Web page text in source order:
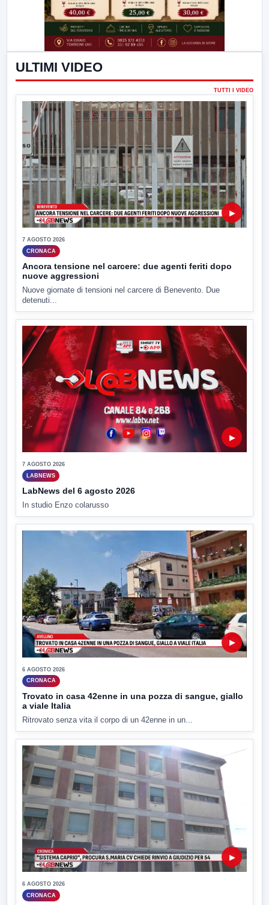
ULTIMI VIDEO
TUTTI I VIDEO
▶
7 AGOSTO 2026
CRONACA
Ancora tensione nel carcere: due agenti feriti dopo
nuove aggressioni
Nuove giornate di tensioni nel carcere di Benevento. Due
detenuti...
▶
7 AGOSTO 2026
LABNEWS
LabNews del 6 agosto 2026
In studio Enzo colarusso
▶
6 AGOSTO 2026
CRONACA
Trovato in casa 42enne in una pozza di sangue, giallo
a viale Italia
Ritrovato senza vita il corpo di un 42enne in un...
▶
6 AGOSTO 2026
CRONACA